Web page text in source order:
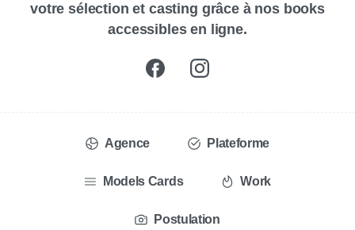
votre sélection et casting grâce à nos books
accessibles en ligne.
Agence Plateforme
Models Cards Work
Postulation